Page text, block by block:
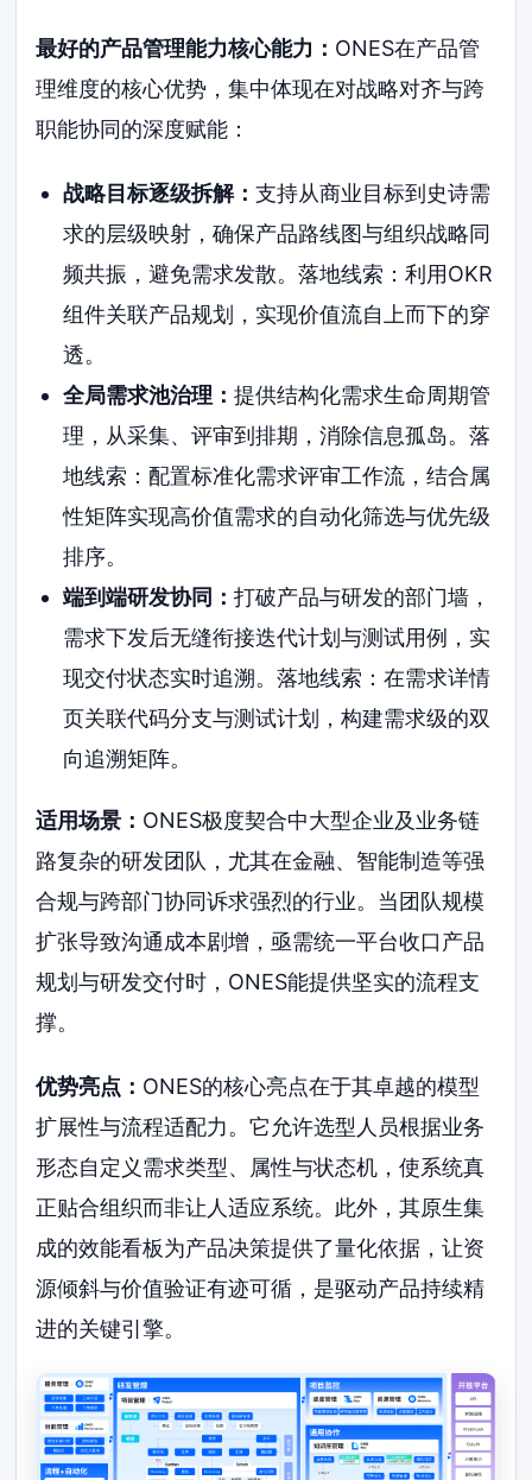
最好的产品管理能力核心能力： ONES在产品管
理维度的核心优势，集中体现在对战略对齐与跨
职能协同的深度赋能：
战略目标逐级拆解： 支持从商业目标到史诗需
求的层级映射，确保产品路线图与组织战略同
频共振，避免需求发散。落地线索：利用OKR
组件关联产品规划，实现价值流自上而下的穿
透。
全局需求池治理： 提供结构化需求生命周期管
理，从采集、评审到排期，消除信息孤岛。落
地线索：配置标准化需求评审工作流，结合属
性矩阵实现高价值需求的自动化筛选与优先级
排序。
端到端研发协同： 打破产品与研发的部门墙，
需求下发后无缝衔接迭代计划与测试用例，实
现交付状态实时追溯。落地线索：在需求详情
页关联代码分支与测试计划，构建需求级的双
向追溯矩阵。
适用场景： ONES极度契合中大型企业及业务链
路复杂的研发团队，尤其在金融、智能制造等强
合规与跨部门协同诉求强烈的行业。当团队规模
扩张导致沟通成本剧增，亟需统一平台收口产品
规划与研发交付时，ONES能提供坚实的流程支
撑。
优势亮点： ONES的核心亮点在于其卓越的模型
扩展性与流程适配力。它允许选型人员根据业务
形态自定义需求类型、属性与状态机，使系统真
正贴合组织而非让人适应系统。此外，其原生集
成的效能看板为产品决策提供了量化依据，让资
源倾斜与价值验证有迹可循，是驱动产品持续精
进的关键引擎。